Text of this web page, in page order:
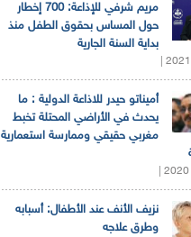
مريم شرفي للإذاعة: 700 إخطار
حول المساس بحقوق الطفل منذ
بداية السنة الجارية
أميناتو حيدر للاذاعة الدولية : ما
يحدث في الأراضي المحتلة تخبط
مغربي حقيقي وممارسة استعمارية
نزيف الأنف عند الأطفال: أسبابه
وطرق علاجه